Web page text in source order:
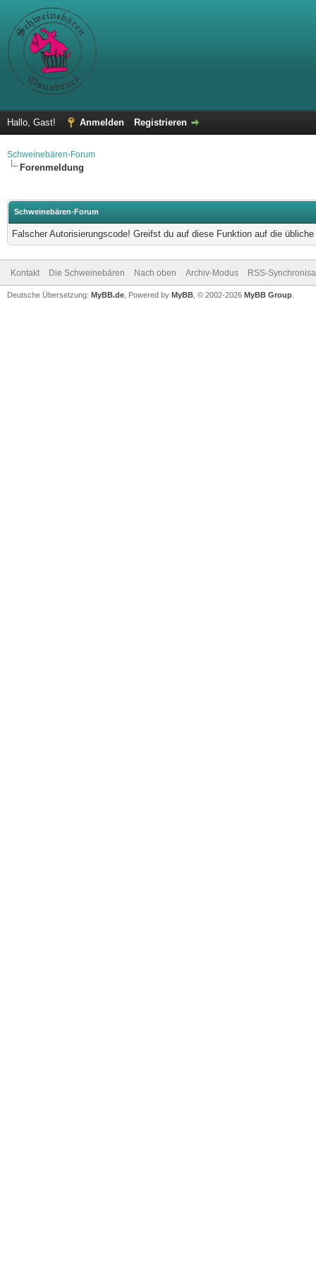
Hallo, Gast! Anmelden Registrieren
Schweinebären-Forum
Forenmeldung
Schweinebären-Forum
Falscher Autorisierungscode! Greifst du auf diese Funktion auf die
Kontakt Die Schweinebären Nach oben Archiv-Modus RSS-
Deutsche Übersetzung: MyBB.de , Powered by MyBB , © 2002-2026 MyBB Group